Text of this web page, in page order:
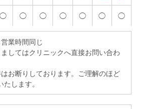
◯ ◯ ◯ ◯ ◯ ◯ ◯
業時間同じ
してはクリニックへ直接お問い合わ
お断りしております。ご理解のほど
します。